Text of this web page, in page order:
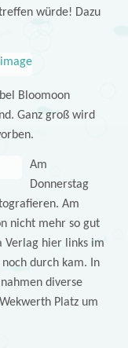
würde! Dazu
Bloomoon
Ganz groß wird
Am
Donnerstag
Am
nicht mehr so gut
Verlag hier links im
durch kam. In
diverse
Platz um